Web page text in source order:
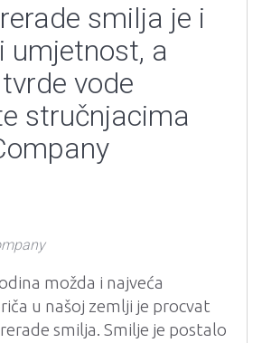
smilja je i
umjetnost, a
vode
stručnjacima
možda i najveća
u našoj zemlji je procvat
smilja. Smilje je postalo